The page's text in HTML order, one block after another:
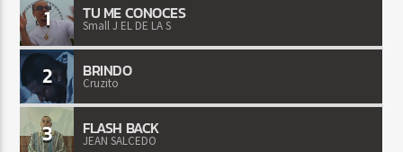
1 TU ME CONOCES
Small J EL DE LA S
2 BRINDO
Cruzito
3 FLASH BACK
JEAN SALCEDO